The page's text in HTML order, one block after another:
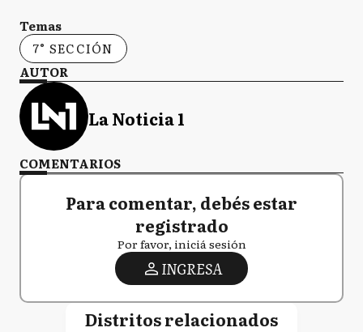
Temas
7° SECCIÓN
AUTOR
La Noticia 1
COMENTARIOS
Para comentar, debés estar
registrado
Por favor, iniciá sesión
INGRESA
Distritos relacionados